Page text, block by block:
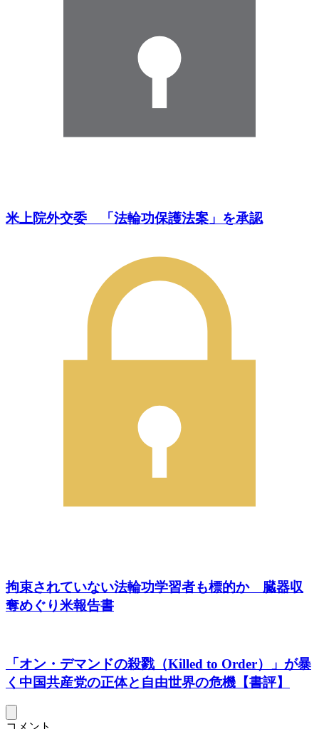
米上院外交委 「法輪功保護法案」を承認
拘束されていない法輪功学習者も標的か 臓器収
奪めぐり米報告書
「オン・デマンドの殺戮（Killed to Order）」が暴
く中国共産党の正体と自由世界の危機【書評】